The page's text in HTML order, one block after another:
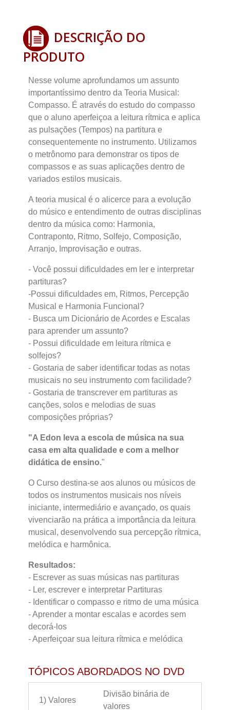
DESCRIÇÃO DO
PRODUTO
Nesse volume aprofundamos um assunto
importantíssimo dentro da Teoria Musical:
Compasso. É através do estudo do compasso
que o aluno aperfeiçoa a leitura rítmica e aplica
as pulsações (Tempos) na partitura e
consequentemente no instrumento. Utilizamos
o metrônomo para demonstrar os tipos de
compassos e as suas aplicações dentro de
variados estilos musicais.
A teoria musical é o alicerce para a evolução
do músico e entendimento de outras disciplinas
dentro da música como: Harmonia,
Contraponto, Ritmo, Solfejo, Composição,
Arranjo, Improvisação e outras.
- Você possui dificuldades em ler e interpretar
partituras?
-Possui dificuldades em, Ritmos, Percepção
Musical e Harmonia Funcional?
- Busca um Dicionário de Acordes e Escalas
para aprender um assunto?
- Possui dificuldade em leitura rítmica e
solfejos?
- Gostaria de saber identificar todas as notas
musicais no seu instrumento com facilidade?
- Gostaria de transcrever em partituras as
canções, solos e melodias de suas
composições próprias?
"A Edon leva a escola de música na sua
casa em alta qualidade e com a melhor
didática de ensino."
O Curso destina-se aos alunos ou músicos de
todos os instrumentos musicais nos níveis
iniciante, intermediário e avançado, os quais
vivenciarão na prática a importância da leitura
musical, desenvolvendo sua percepção rítmica,
melódica e harmônica.
Resultados:
- Escrever as suas músicas nas partituras
- Ler, escrever e interpretar Partituras
- Identificar o compasso e ritmo de uma música
- Aprender a montar escalas e acordes sem
decorá-los
- Aperfeiçoar sua leitura rítmica e melódica
TÓPICOS ABORDADOS NO DVD
1) Valores
Divisão binária de
valores